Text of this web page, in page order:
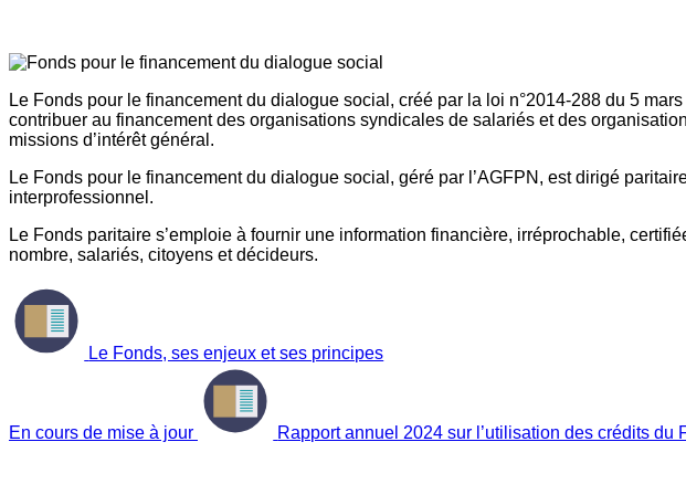
Le Fonds pour le financement du dialogue social, créé par la loi n°2014-288 du 5
contribuer au financement des organisations syndicales de salariés et des
missions d’intérêt général.
Le Fonds pour le financement du dialogue social, géré par l’AGFPN, est dirigé
interprofessionnel.
Le Fonds paritaire s’emploie à fournir une information financière, irréprochable,
nombre, salariés, citoyens et décideurs.
Le Fonds, ses enjeux et ses principes
En cours de mise à jour Rapport annuel 2024 sur l’utilisation des crédits